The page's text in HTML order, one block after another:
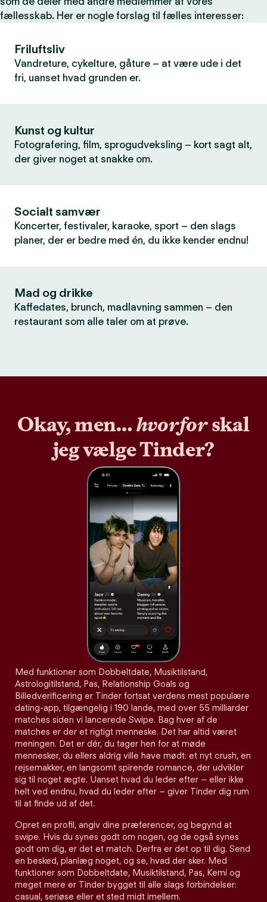
fællesskab. Her er nogle forslag til fælles interesser:
Friluftsliv
Vandreture, cykelture, gåture – at være ude i det
fri, uanset hvad grunden er.
Kunst og kultur
Fotografering, film, sprogudveksling – kort sagt alt,
der giver noget at snakke om.
Socialt samvær
Koncerter, festivaler, karaoke, sport – den slags
planer, der er bedre med én, du ikke kender endnu!
Mad og drikke
Kaffedates, brunch, madlavning sammen – den
restaurant som alle taler om at prøve.
Okay, men…hvorforskal
jeg vælge Tinder?
Med funktioner som Dobbeltdate, Musiktilstand,
Astrologitilstand, Pas, Relationship Goals og
Billedverificering er Tinder fortsat verdens mest populære
dating-app, tilgængelig i 190 lande, med over 55 milliarder
matches siden vi lancerede Swipe. Bag hver af de
matches er der et rigtigt menneske. Det har altid været
meningen. Det er dér, du tager hen for at møde
mennesker, du ellers aldrig ville have mødt: et nyt crush, en
rejsemakker, en langsomt spirende romance, der udvikler
sig til noget ægte. Uanset hvad du leder efter – eller ikke
helt ved endnu, hvad du leder efter – giver Tinder dig rum
til at finde ud af det.
Opret en profil, angiv dine præferencer, og begynd at
swipe. Hvis du synes godt om nogen, og de også synes
godt om dig, er det et match. Derfra er det op til dig. Send
en besked, planlæg noget, og se, hvad der sker. Med
funktioner som Dobbeltdate, Musiktilstand, Pas, Kemi og
meget mere er Tinder bygget til alle slags forbindelser:
casual, seriøse eller et sted midt imellem.